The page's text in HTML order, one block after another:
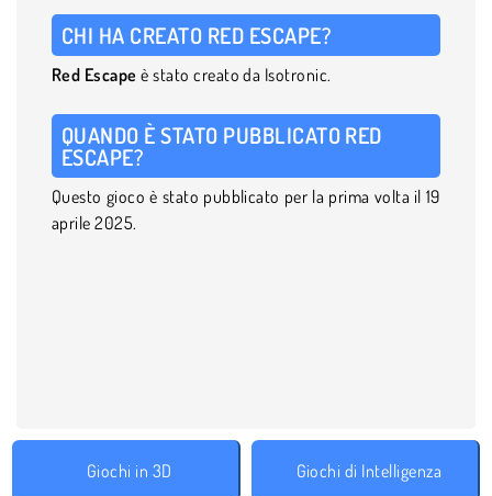
CHI HA CREATO RED ESCAPE?
Red Escape è stato creato da Isotronic.
QUANDO È STATO PUBBLICATO RED
ESCAPE?
Questo gioco è stato pubblicato per la prima volta il 19
aprile 2025.
Giochi in 3D Giochi di Intelligenza